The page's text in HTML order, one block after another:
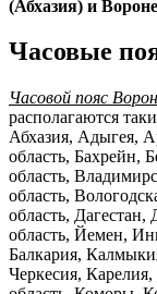
(Абхазия) и
Часовые
Часовой пояс
располагаются
Абхазия, Адыгея,
область, Бахрейн,
область,
область,
область,
область, Йемен,
Балкария,
Черкесия,